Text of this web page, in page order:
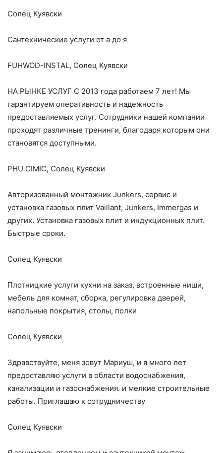
Солец Куявски
Сантехнические услуги от а до я
FUHWOD-INSTAL, Солец Куявски
НА РЫНКЕ УСЛУГ С 2013 года работаем 7 лет! Мы
гарантируем оперативность и надежность
предоставляемых услуг. Сотрудники нашей компании
проходят различные тренинги, благодаря которым они
становятся доступными.
PHU CIMIC, Солец Куявски
Авторизованный монтажник Junkers, сервис и
установка газовых плит Vaillant, Junkers, Immergas и
других. Установка газовых плит и индукционных плит.
Быстрые сроки.
Солец Куявски
Плотницкие услуги кухни на заказ, встроенные ниши,
мебель для комнат, сборка, регулировка дверей,
напольные покрытия, столы, полки
Солец Куявски
Здравствуйте, меня зовут Мариуш, и я много лет
предоставляю услуги в области водоснабжения,
канализации и газоснабжения. и мелкие строительные
работы. Приглашаю к сотрудничеству
Солец Куявски